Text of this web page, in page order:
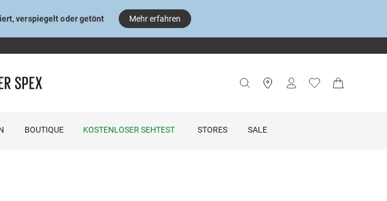
verspiegelt oder getönt Mehr erfahren
BOUTIQUE KOSTENLOSER SEHTEST STORES SALE